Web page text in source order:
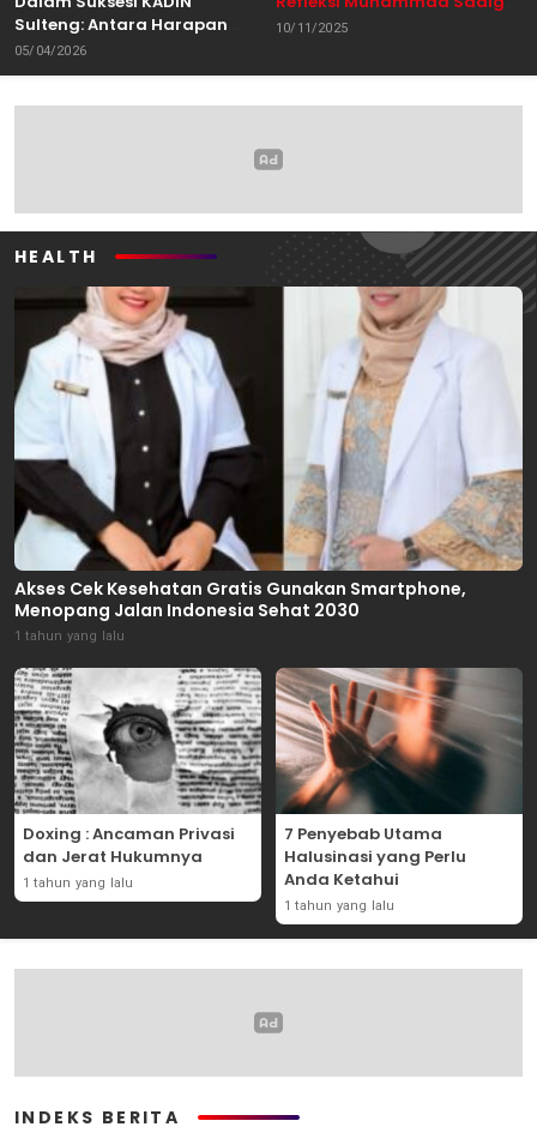
Sulteng: Antara Harapan
dan Kebutuhan Perubahan
05/04/2026
Alhabsyie, Akademisi UIN
10/11/2025
HEALTH
Akses Cek Kesehatan Gratis Gunakan Smartphone,
Menopang Jalan Indonesia Sehat 2030
1 tahun yang lalu
Doxing : Ancaman Privasi
dan Jerat Hukumnya
1 tahun yang lalu
7 Penyebab Utama
Halusinasi yang Perlu
Anda Ketahui
1 tahun yang lalu
INDEKS BERITA